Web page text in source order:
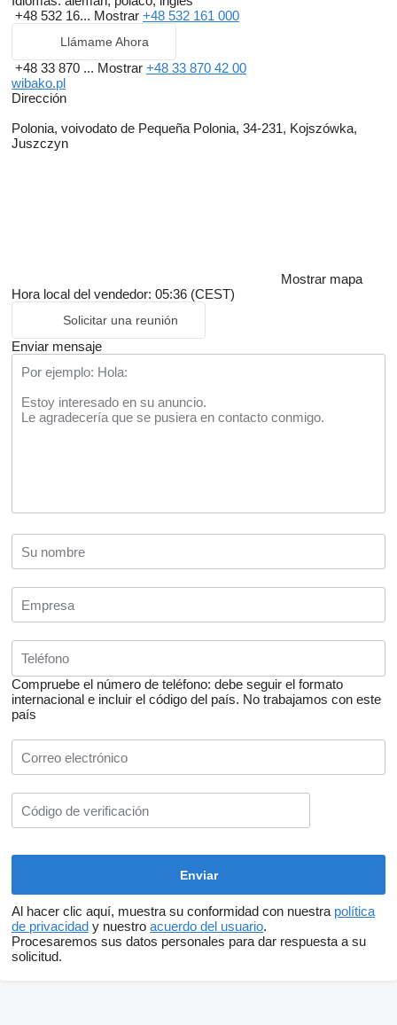
+48 532 16... Mostrar +48 532 161 000
Llámame Ahora
+48 33 870 ... Mostrar +48 33 870 42 00
wibako.pl
Dirección
Polonia, voivodato de Pequeña Polonia, 34-231, Kojszówka,
Juszczyn
Mostrar mapa
Hora local del vendedor: 05:36 (CEST)
Solicitar una reunión
Enviar mensaje
Compruebe el número de teléfono: debe seguir el formato
internacional e incluir el código del país. No trabajamos con este
país
Al hacer clic aquí, muestra su conformidad con nuestra política
de privacidad y nuestro acuerdo del usuario.
Procesaremos sus datos personales para dar respuesta a su
solicitud.